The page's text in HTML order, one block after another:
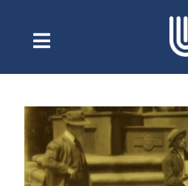
contenidoToggle
Navigation
Escuchar
Quiénes